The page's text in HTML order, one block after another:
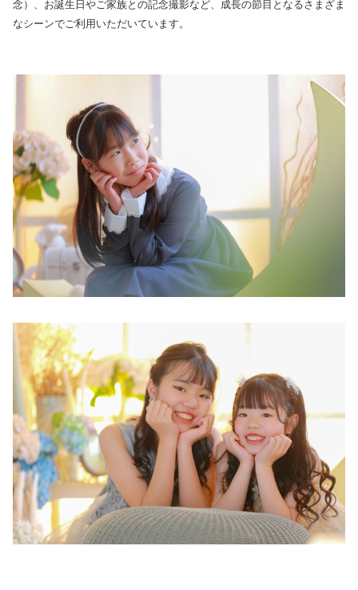
念）、お誕生日やご家族との記念撮影など、成長の節目となるさまざま
なシーンでご利用いただいています。